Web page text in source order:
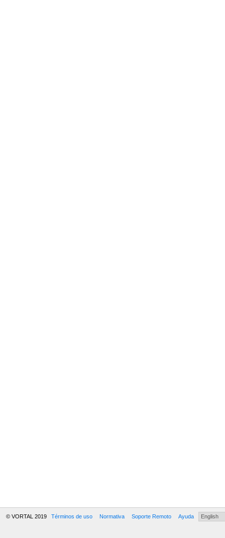
© VORTAL 2019 Términos de uso Normativa Soporte Remoto Ayuda